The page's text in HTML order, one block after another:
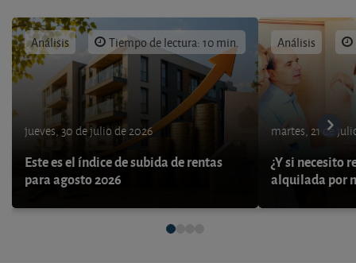
Análisis Tiempo de lectura: 10 min.
jueves, 30 de julio de 2026
Este es el índice de subida de rentas
para agosto 2026
Análisis
martes, 21 de
¿Y si necesito
alquilada por